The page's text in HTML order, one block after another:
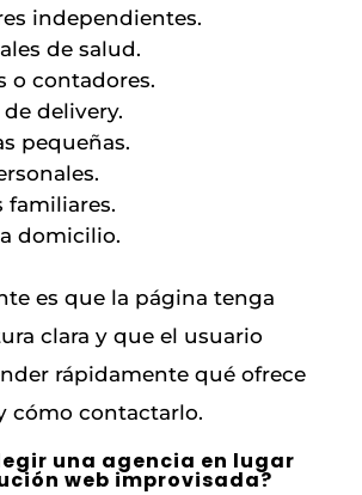
independientes.
de salud.
o contadores.
delivery.
pequeñas.
familiares.
domicilio.
es que la página tenga
clara y que el usuario
rápidamente qué ofrece
cómo contactarlo.
una agencia en lugar
web improvisada?